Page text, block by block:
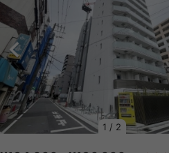
1 / 2